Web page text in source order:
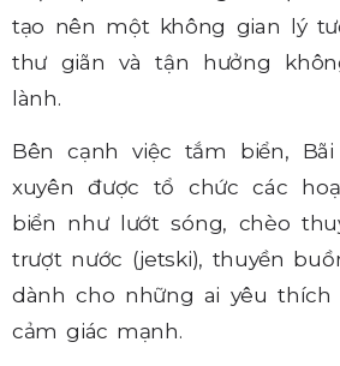
tạo nên một không gian lý
thư giãn và tận hưởng
lành.
Bên cạnh việc tắm biển,
xuyên được tổ chức các
biển như lướt sóng, chèo
trượt nước (jetski), thuyền
dành cho những ai yêu thích
cảm giác mạnh.